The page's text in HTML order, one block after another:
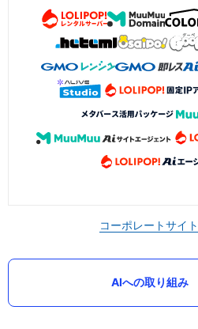
コーポレートサイト
AIへの取り組み